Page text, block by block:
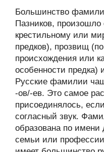
Большинство
Пазников, произошло
крестильному или
предков), прозвищ
происхождения или
особенности предка)
Русские фамилии
-ов/-ев. Это самое
присоединялось,
согласный звук.
образована по
семьи или